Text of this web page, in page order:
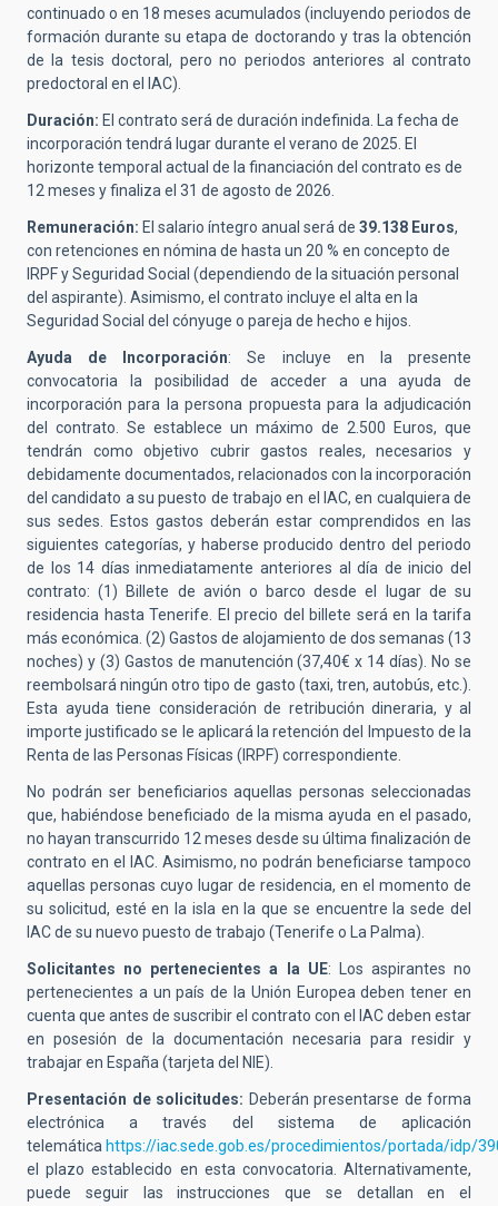
continuado o en 18 meses acumulados (incluyendo periodos de
formación durante su etapa de doctorando y tras la obtención
de la tesis doctoral, pero no periodos anteriores al contrato
predoctoral en el IAC).
Duración: El contrato será de duración indefinida. La fecha de
incorporación tendrá lugar durante el verano de 2025. El
horizonte temporal actual de la financiación del contrato es de
12 meses y finaliza el 31 de agosto de 2026.
Remuneración: El salario íntegro anual será de 39.138 Euros,
con retenciones en nómina de hasta un 20 % en concepto de
IRPF y Seguridad Social (dependiendo de la situación personal
del aspirante). Asimismo, el contrato incluye el alta en la
Seguridad Social del cónyuge o pareja de hecho e hijos.
Ayuda de Incorporación: Se incluye en la presente
convocatoria la posibilidad de acceder a una ayuda de
incorporación para la persona propuesta para la adjudicación
del contrato. Se establece un máximo de 2.500 Euros, que
tendrán como objetivo cubrir gastos reales, necesarios y
debidamente documentados, relacionados con la incorporación
del candidato a su puesto de trabajo en el IAC, en cualquiera de
sus sedes. Estos gastos deberán estar comprendidos en las
siguientes categorías, y haberse producido dentro del periodo
de los 14 días inmediatamente anteriores al día de inicio del
contrato: (1) Billete de avión o barco desde el lugar de su
residencia hasta Tenerife. El precio del billete será en la tarifa
más económica. (2) Gastos de alojamiento de dos semanas (13
noches) y (3) Gastos de manutención (37,40€ x 14 días). No se
reembolsará ningún otro tipo de gasto (taxi, tren, autobús, etc.).
Esta ayuda tiene consideración de retribución dineraria, y al
importe justificado se le aplicará la retención del Impuesto de la
Renta de las Personas Físicas (IRPF) correspondiente.
No podrán ser beneficiarios aquellas personas seleccionadas
que, habiéndose beneficiado de la misma ayuda en el pasado,
no hayan transcurrido 12 meses desde su última finalización de
contrato en el IAC. Asimismo, no podrán beneficiarse tampoco
aquellas personas cuyo lugar de residencia, en el momento de
su solicitud, esté en la isla en la que se encuentre la sede del
IAC de su nuevo puesto de trabajo (Tenerife o La Palma).
Solicitantes no pertenecientes a la UE: Los aspirantes no
pertenecientes a un país de la Unión Europea deben tener en
cuenta que antes de suscribir el contrato con el IAC deben estar
en posesión de la documentación necesaria para residir y
trabajar en España (tarjeta del NIE).
Presentación de solicitudes: Deberán presentarse de forma
electrónica a través del sistema de aplicación
telemática https://iac.sede.gob.es/procedimientos/portada/idp/
el plazo establecido en esta convocatoria. Alternativamente,
puede seguir las instrucciones que se detallan en el